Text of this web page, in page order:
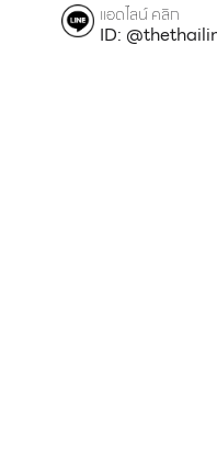
แอดไลน์ คลิก
ID: